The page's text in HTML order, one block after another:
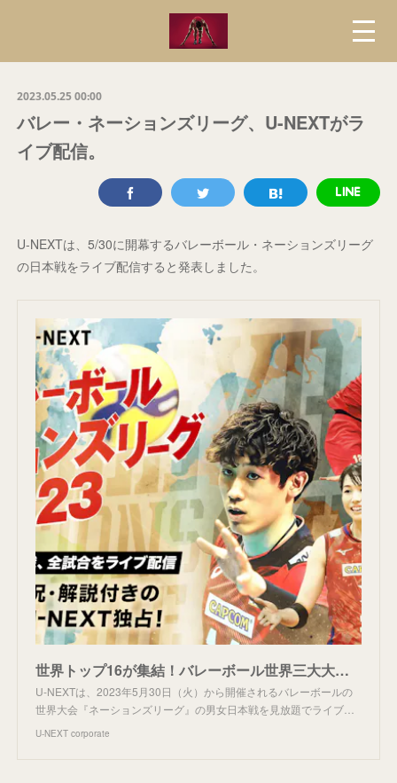
2023.05.25 00:00
バレー・ネーションズリーグ、U-NEXTがラ
イブ配信。
U-NEXTは、5/30に開幕するバレーボール・ネーションズリーグ
の日本戦をライブ配信すると発表しました。
世界トップ16が集結！バレーボール世界三大大会『ネーションズリーグ』の男女日本戦が、U-NEXTにてライブ配信決定！日本語実況・解説付きの生配信はU-NEXT独占！ | U-NEXT コーポレート
U-NEXTは、2023年5月30日（火）から開催されるバレーボールの
世界大会『ネーションズリーグ』の男女日本戦を見放題でライブ…
U-NEXT corporate